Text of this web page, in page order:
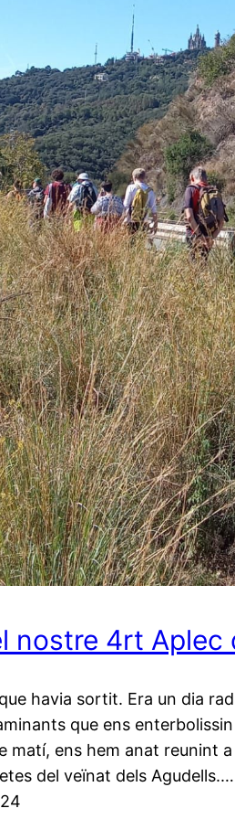
nostre 4rt Aplec
havia sortit. Era un dia
que ens
matí, ens hem anat reunint
del veïnat dels Agudells.…